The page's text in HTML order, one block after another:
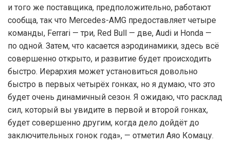
и того же поставщика, предположительно, работают
сообща, так что Mercedes-AMG предоставляет четыре
команды, Ferrari — три, Red Bull — две, Audi и Honda —
по одной. Затем, что касается аэродинамики, здесь всё
совершенно открыто, и развитие будет происходить
быстро. Иерархия может установиться довольно
быстро в первых четырёх гонках, но я думаю, что это
будет очень динамичный сезон. Я ожидаю, что расклад
сил, который вы увидите в первой и второй гонках,
будет совершенно другим, когда дело дойдёт до
заключительных гонок года», — отметил Аяо Комацу.